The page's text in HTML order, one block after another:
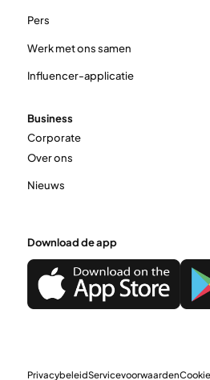
Pers
Werk met ons samen
Influencer-applicatie
Business
Corporate
Over ons
Nieuws
Download de app
PrivacybeleidServicevoorwaarden